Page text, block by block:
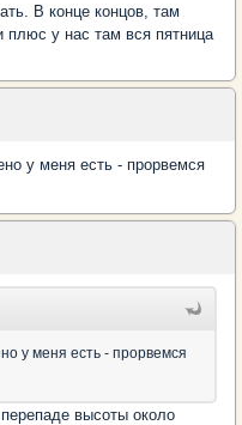
В конце концов, там
плюс у нас там вся пятница
у меня есть - прорвемся
у меня есть - прорвемся
высоты около